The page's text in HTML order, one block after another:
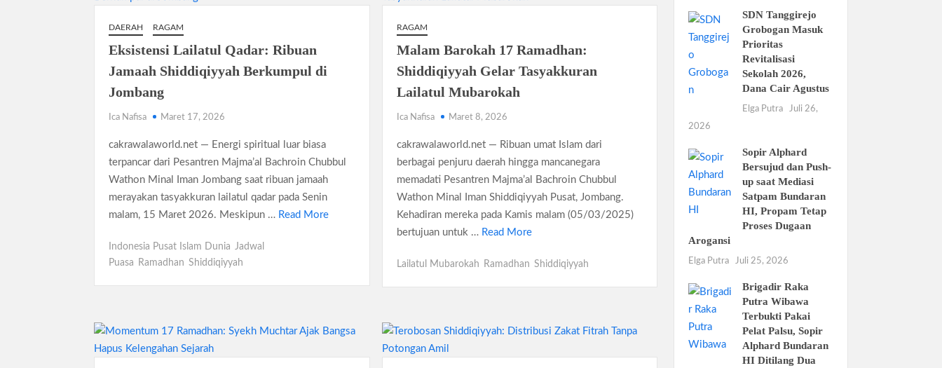
DAERAH RAGAM
Eksistensi Lailatul Qadar: Ribuan
Jamaah Shiddiqiyyah Berkumpul di
Jombang
Ica Nafisa Maret 17, 2026
cakrawalaworld.net — Energi spiritual luar biasa
terpancar dari Pesantren Majma’al Bachroin Chubbul
Wathon Minal Iman Jombang saat ribuan jamaah
merayakan tasyakkuran lailatul qadar pada Senin
malam, 15 Maret 2026. Meskipun … Read More
Indonesia Pusat Islam Dunia Jadwal
Puasa
Ramadhan Shiddiqiyyah
RAGAM
Malam Barokah 17 Ramadhan:
Shiddiqiyyah Gelar Tasyakkuran
Lailatul Mubarokah
Ica Nafisa Maret 8, 2026
cakrawalaworld.net — Ribuan umat Islam dari
berbagai penjuru daerah hingga mancanegara
memadati Pesantren Majma’al Bachroin Chubbul
Wathon Minal Iman Shiddiqiyyah Pusat, Jombang.
Kehadiran mereka pada Kamis malam (05/03/2025)
bertujuan untuk … Read More
Lailatul Mubarokah Ramadhan Shiddiqiyyah
SDN Tanggirejo
Grobogan Masuk
Prioritas
Revitalisasi
Sekolah 2026,
Dana Cair Agustus
Elga Putra
Juli 26,
2026
Sopir Alphard
Bersujud dan Push-
up saat Mediasi
Satpam Bundaran
HI, Propam Tetap
Proses Dugaan
Arogansi
Elga Putra Juli 25, 2026
Brigadir Raka
Putra Wibawa
Terbukti Pakai
Pelat Palsu, Sopir
Alphard Bundaran
HI Ditilang Dua